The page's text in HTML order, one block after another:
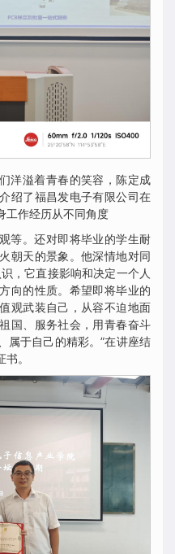
洋溢着青春的笑容，陈定成
绍了福昌发电子有限公司在
工作经历从不同角度
等。还对即将毕业的学生耐
朝天的景象。他深情地对同
，它直接影响和决定一个人
向的性质。希望即将毕业的
观武装自己，从容不迫地面
国、服务社会，用青春奋斗
属于自己的精彩。”在讲座结
。